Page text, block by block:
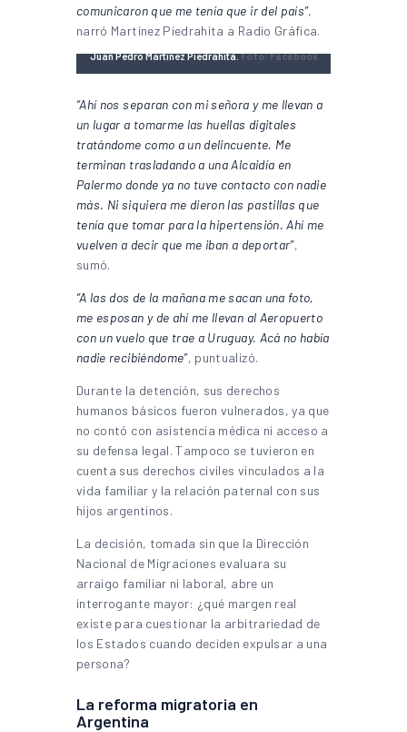
comunicaron que me tenía que ir del país”,
narró Martínez Piedrahita a Radio Gráfica.
Juan Pedro Martínez Piedrahita.Foto: Facebook
“Ahí nos separan con mi señora y me llevan a
un lugar a tomarme las huellas digitales
tratándome como a un delincuente. Me
terminan trasladando a una Alcaidía en
Palermo donde ya no tuve contacto con nadie
más. Ni siquiera me dieron las pastillas que
tenía que tomar para la hipertensión. Ahí me
vuelven a decir que me iban a deportar”,
sumó.
“A las dos de la mañana me sacan una foto,
me esposan y de ahí me llevan al Aeropuerto
con un vuelo que trae a Uruguay. Acá no había
nadie recibiéndome”, puntualizó.
Durante la detención, sus derechos
humanos básicos fueron vulnerados, ya que
no contó con asistencia médica ni acceso a
su defensa legal. Tampoco se tuvieron en
cuenta sus derechos civiles vinculados a la
vida familiar y la relación paternal con sus
hijos argentinos.
La decisión, tomada sin que la Dirección
Nacional de Migraciones evaluara su
arraigo familiar ni laboral, abre un
interrogante mayor: ¿qué margen real
existe para cuestionar la arbitrariedad de
los Estados cuando deciden expulsar a una
persona?
La reforma migratoria en
Argentina